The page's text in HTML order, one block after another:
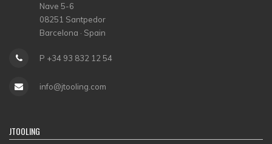
Nave 5-6
08251 Santpedor
Barcelona · Spain
P +34 93 832 12 54
info@jtooling.com
JTOOLING